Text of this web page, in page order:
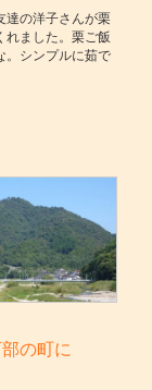
達の洋子さんが栗
れました。栗ご飯
。シンプルに茹で
の町に